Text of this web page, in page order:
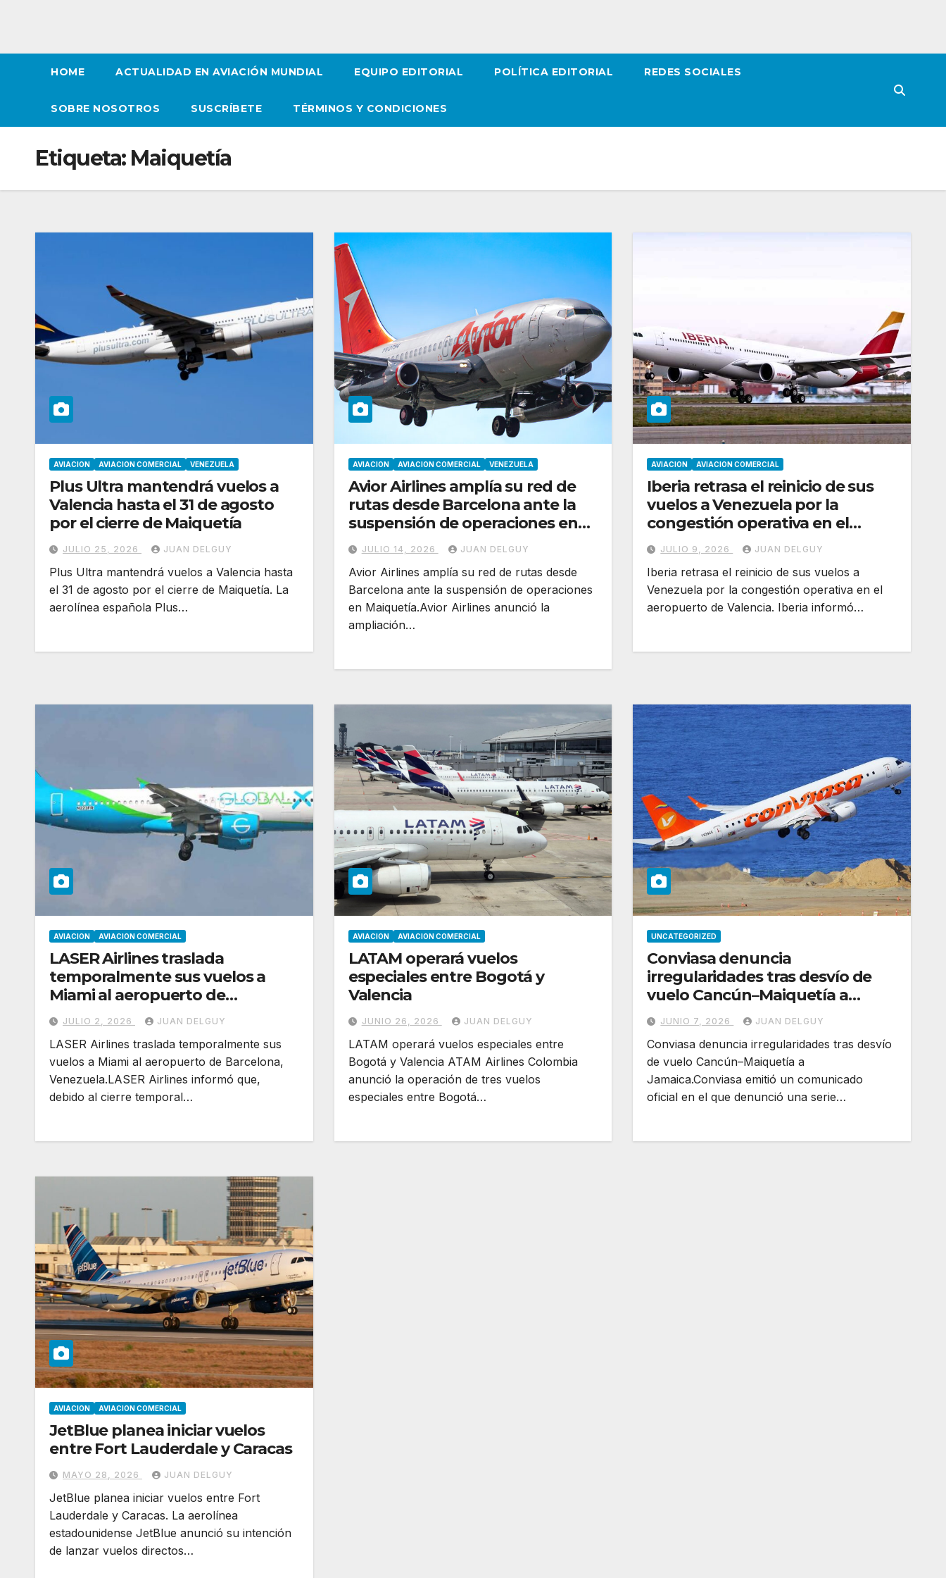
HOME ACTUALIDAD EN AVIACIÓN MUNDIAL EQUIPO EDITORIAL POLÍTICA EDITORIAL REDES SOCIALES
SOBRE NOSOTROS SUSCRÍBETE TÉRMINOS Y CONDICIONES
Etiqueta: Maiquetía
AVIACION AVIACION COMERCIAL VENEZUELA
Plus Ultra mantendrá vuelos a
Valencia hasta el 31 de agosto
por el cierre de Maiquetía
JULIO 25, 2026 JUAN DELGUY
Plus Ultra mantendrá vuelos a Valencia hasta
el 31 de agosto por el cierre de Maiquetía. La
aerolínea española Plus…
AVIACION AVIACION COMERCIAL VENEZUELA
Avior Airlines amplía su red de
rutas desde Barcelona ante la
suspensión de operaciones en
Maiquetía
JULIO 14, 2026 JUAN DELGUY
Avior Airlines amplía su red de rutas desde
Barcelona ante la suspensión de operaciones
en Maiquetía.Avior Airlines anunció la
ampliación…
AVIACION AVIACION COMERCIAL
Iberia retrasa el reinicio de sus
vuelos a Venezuela por la
congestión operativa en el
aeropuerto de Valencia
JULIO 9, 2026 JUAN DELGUY
Iberia retrasa el reinicio de sus vuelos a
Venezuela por la congestión operativa en el
aeropuerto de Valencia. Iberia informó…
AVIACION AVIACION COMERCIAL
LASER Airlines traslada
temporalmente sus vuelos a
Miami al aeropuerto de
Barcelona, Venezuela
JULIO 2, 2026 JUAN DELGUY
LASER Airlines traslada temporalmente sus
vuelos a Miami al aeropuerto de Barcelona,
Venezuela.LASER Airlines informó que,
debido al cierre temporal…
AVIACION AVIACION COMERCIAL
LATAM operará vuelos
especiales entre Bogotá y
Valencia
JUNIO 26, 2026 JUAN DELGUY
LATAM operará vuelos especiales entre
Bogotá y Valencia ATAM Airlines Colombia
anunció la operación de tres vuelos
especiales entre Bogotá…
UNCATEGORIZED
Conviasa denuncia
irregularidades tras desvío de
vuelo Cancún–Maiquetía a
Jamaica
JUNIO 7, 2026 JUAN DELGUY
Conviasa denuncia irregularidades tras desvío
de vuelo Cancún–Maiquetía a
Jamaica.Conviasa emitió un comunicado
oficial en el que denunció una serie…
AVIACION AVIACION COMERCIAL
JetBlue planea iniciar vuelos
entre Fort Lauderdale y Caracas
MAYO 28, 2026 JUAN DELGUY
JetBlue planea iniciar vuelos entre Fort
Lauderdale y Caracas. La aerolínea
estadounidense JetBlue anunció su intención
de lanzar vuelos directos…